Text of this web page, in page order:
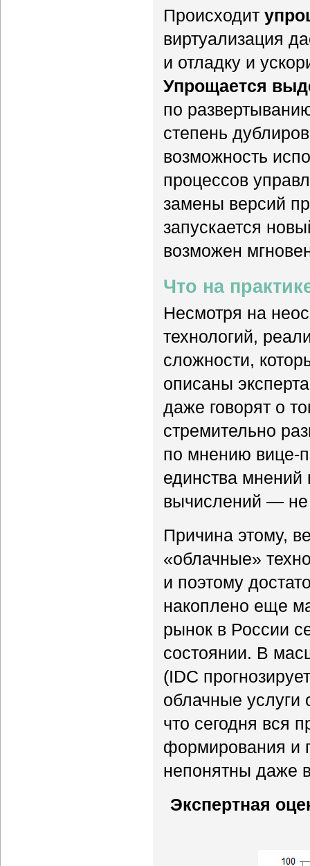
Происходит
виртуализация
и отладку и
Упрощается
по
степень
возможность
процессов
замены версий
запускается
возможен
Что на
Несмотря на
технологий,
сложности,
описаны
даже говорят о
стремительно
по мнению вице-
единства мнений
вычислений — не
Причина этому,
«облачные»
и поэтому
накоплено еще
рынок в России
состоянии. В
(IDC
облачные услуги
что сегодня вся
формирования и
непонятны даже
Экспертная